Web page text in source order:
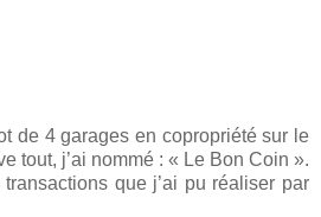
de 4 garages en copropriété sur le
tout, j’ai nommé : « Le Bon Coin ».
que j’ai pu réaliser par